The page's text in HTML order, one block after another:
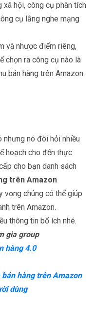
hội, công cụ phân tích
cụ lắng nghe mạng
và nhược điểm riêng,
chọn ra công cụ nào là
bán hàng trên Amazon
nhưng nó đòi hỏi nhiều
hoạch cho đến thực
cho bạn danh sách
trên Amazon
vọng chúng có thể giúp
trên Amazon.
thông tin bổ ích nhé.
gia group
hàng 4.0
hàng trên Amazon
dùng